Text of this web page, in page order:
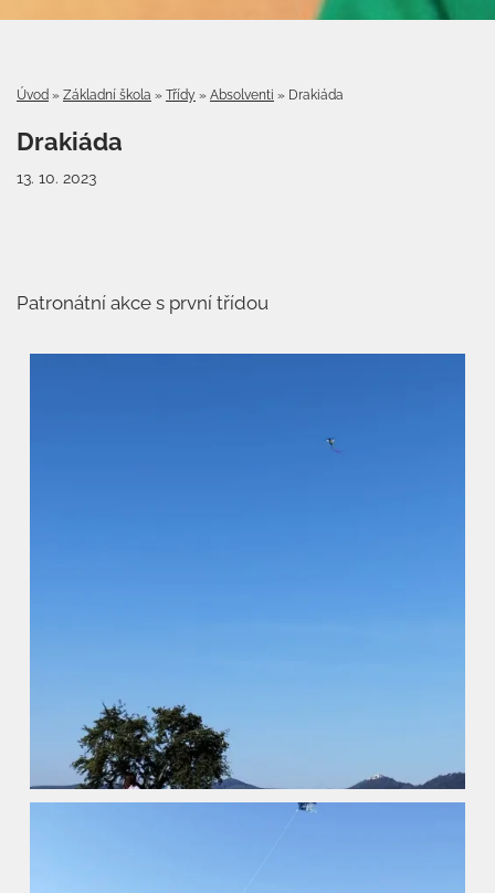
Úvod » Základní škola » Třídy » Absolventi » Drakiáda
Drakiáda
13. 10. 2023
Patronátní akce s první třídou